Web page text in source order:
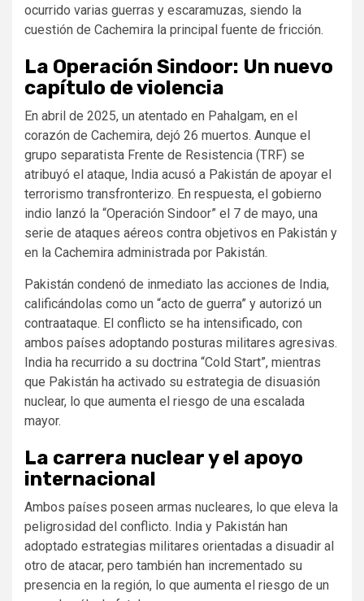
ocurrido varias guerras y escaramuzas, siendo la
cuestión de Cachemira la principal fuente de fricción.
La Operación Sindoor: Un nuevo
capítulo de violencia
En abril de 2025, un atentado en Pahalgam, en el
corazón de Cachemira, dejó 26 muertos. Aunque el
grupo separatista Frente de Resistencia (TRF) se
atribuyó el ataque, India acusó a Pakistán de apoyar el
terrorismo transfronterizo. En respuesta, el gobierno
indio lanzó la “Operación Sindoor” el 7 de mayo, una
serie de ataques aéreos contra objetivos en Pakistán y
en la Cachemira administrada por Pakistán.
Pakistán condenó de inmediato las acciones de India,
calificándolas como un “acto de guerra” y autorizó un
contraataque. El conflicto se ha intensificado, con
ambos países adoptando posturas militares agresivas.
India ha recurrido a su doctrina “Cold Start”, mientras
que Pakistán ha activado su estrategia de disuasión
nuclear, lo que aumenta el riesgo de una escalada
mayor.
La carrera nuclear y el apoyo
internacional
Ambos países poseen armas nucleares, lo que eleva la
peligrosidad del conflicto. India y Pakistán han
adoptado estrategias militares orientadas a disuadir al
otro de atacar, pero también han incrementado su
presencia en la región, lo que aumenta el riesgo de un